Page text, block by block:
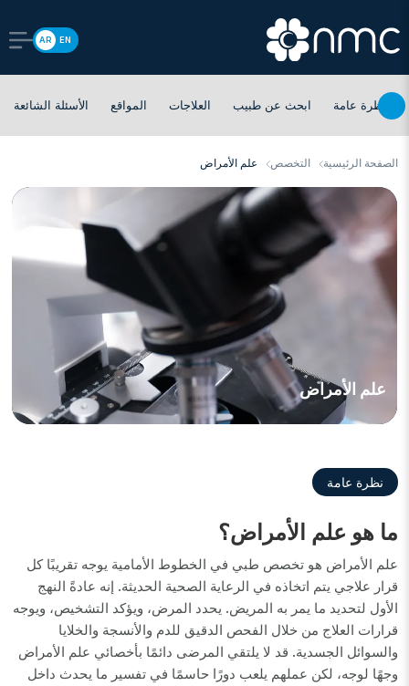
EN
AR
نظرة عامة ابحث عن طبيب العلاجات المواقع الأسئلة الشائعة
الصفحة الرئيسية التخصص علم الأمراض
علم الأمراض
نظرة عامة
ما هو علم الأمراض؟
علم الأمراض هو تخصص طبي في الخطوط الأمامية يوجه تقريبًا كل
قرار علاجي يتم اتخاذه في الرعاية الصحية الحديثة. إنه عادةً النهج
الأول لتحديد ما يمر به المريض. يحدد المرض، ويؤكد التشخيص، ويوجه
قرارات العلاج من خلال الفحص الدقيق للدم والأنسجة والخلايا
والسوائل الجسدية. قد لا يلتقي المرضى دائمًا بأخصائي علم الأمراض
وجهًا لوجه، لكن عملهم يلعب دورًا حاسمًا في تفسير ما يحدث داخل